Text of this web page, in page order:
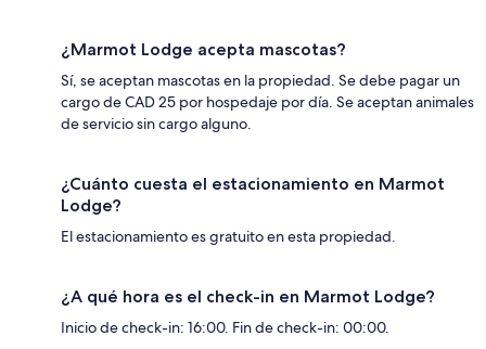
¿Marmot Lodge acepta mascotas?
Sí, se aceptan mascotas en la propiedad. Se debe pagar un
cargo de CAD 25 por hospedaje por día. Se aceptan animales
de servicio sin cargo alguno.
¿Cuánto cuesta el estacionamiento en Marmot
Lodge?
El estacionamiento es gratuito en esta propiedad.
¿A qué hora es el check-in en Marmot Lodge?
Inicio de check-in: 16:00. Fin de check-in: 00:00.